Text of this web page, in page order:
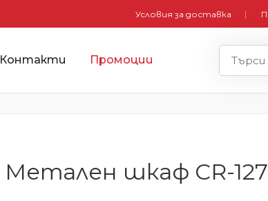
Условия за доставка
Контакти Промоции
Метален шкаф CR-